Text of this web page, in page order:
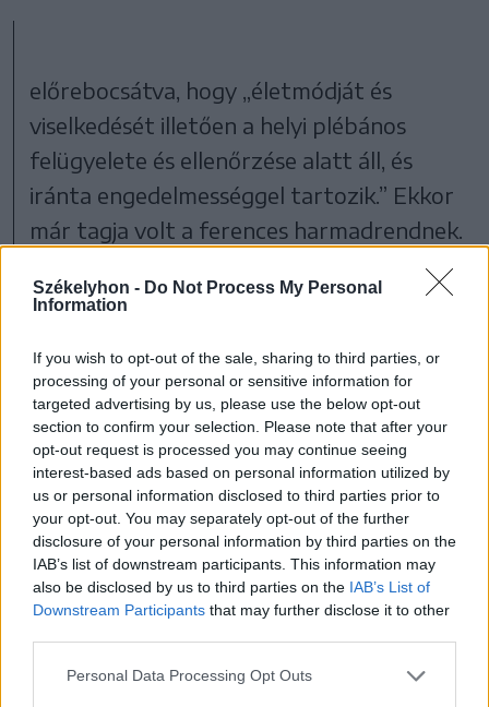
Székelyhon - Do Not Process My Personal
Information
If you wish to opt-out of the sale, sharing to third parties, or
processing of your personal or sensitive information for
targeted advertising by us, please use the below opt-out
section to confirm your selection. Please note that after your
opt-out request is processed you may continue seeing
interest-based ads based on personal information utilized by
us or personal information disclosed to third parties prior to
your opt-out. You may separately opt-out of the further
disclosure of your personal information by third parties on the
IAB’s list of downstream participants. This information may
also be disclosed by us to third parties on the IAB’s List of
Downstream Participants that may further disclose it to other
Personal Data Processing Opt Outs
előrebocsátva, hogy „életmódját és
viselkedését illetően a helyi plébános
felügyelete és ellenőrzése alatt áll, és
iránta engedelmességgel tartozik.” Ekkor
már tagja volt a ferences harmadrendnek.